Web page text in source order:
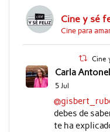
Cine y sé
Cine para
Cine
Carla
5 Jul
debes de
te ha